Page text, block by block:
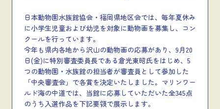
日本動物園水族館協会・福岡県地区会では、毎年夏休み
に小学生児童および幼児を対象に動物画を募集し、コン
クールを行っています。
今年も県内各地から沢山の動物画の応募があり、9月20
日(金)に特別審査委員長である倉光東昭氏をはじめ、5
つの動物園・水族館の担当者が審査員として参加した
「中央審査会」で各賞を決定いたしました。マリンワー
ルド海の中道では、当館に応募していただいた全345点
のうち入選作品を下記要領で展示します。